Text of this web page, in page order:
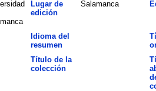
Lugar de
edición
Salamanca
Idioma del
resumen
Título de la
colección